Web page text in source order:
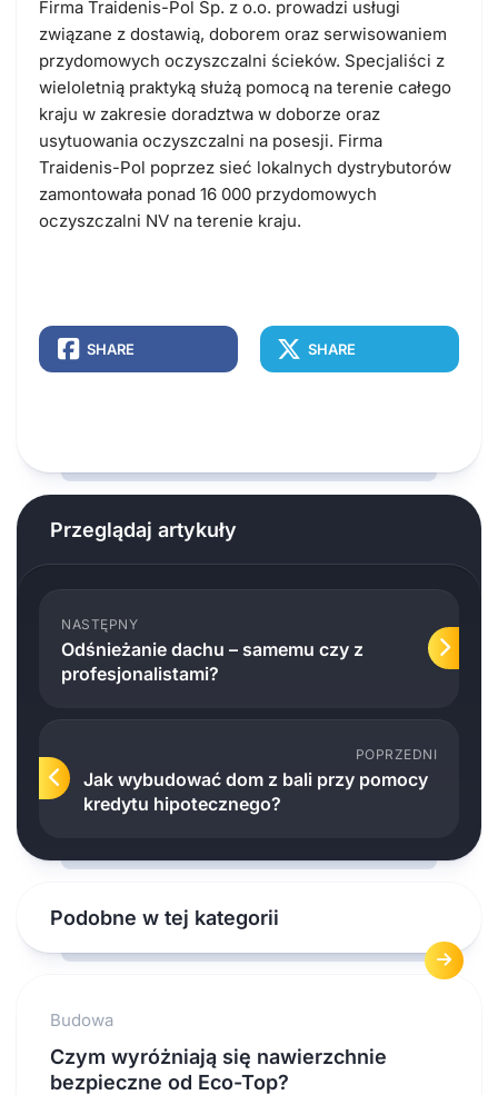
Firma Traidenis-Pol Sp. z o.o. prowadzi usługi
związane z dostawią, doborem oraz serwisowaniem
przydomowych oczyszczalni ścieków. Specjaliści z
wieloletnią praktyką służą pomocą na terenie całego
kraju w zakresie doradztwa w doborze oraz
usytuowania oczyszczalni na posesji. Firma
Traidenis-Pol poprzez sieć lokalnych dystrybutorów
zamontowała ponad 16 000 przydomowych
oczyszczalni NV na terenie kraju.
SHARE SHARE
Przeglądaj artykuły
NASTĘPNY
Odśnieżanie dachu – samemu czy z
profesjonalistami?
POPRZEDNI
Jak wybudować dom z bali przy pomocy
kredytu hipotecznego?
Podobne w tej kategorii
Budowa
Czym wyróżniają się nawierzchnie
bezpieczne od Eco-Top?